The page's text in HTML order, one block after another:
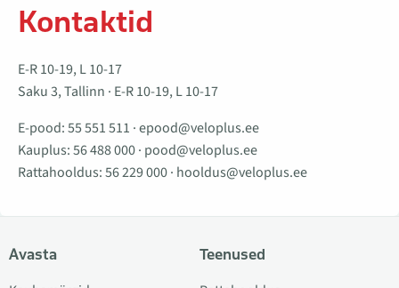
Kontaktid
E-R 10-19, L 10-17
Saku 3, Tallinn · E-R 10-19, L 10-17
E-pood:55 551 511 ·epood@veloplus.ee
Kauplus:56 488 000· pood@veloplus.ee
Rattahooldus:56 229 000· hooldus@veloplus.ee
Avasta Teenused